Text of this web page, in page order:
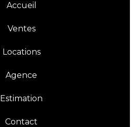
Accueil
Ventes
Locations
Agence
Estimation
Contact